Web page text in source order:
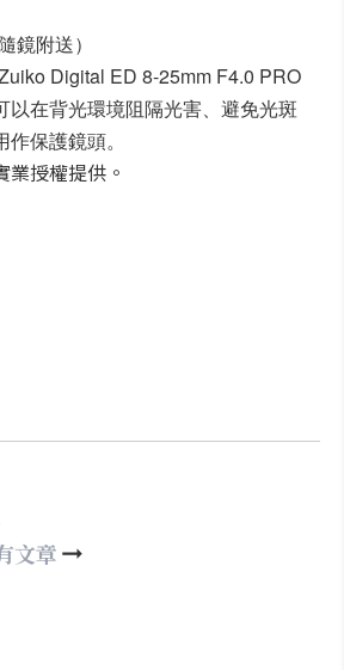
鏡附送）
Digital ED 8-25mm F4.0 PRO
以在背光環境阻隔光害、避免光斑
保護鏡頭。
授權提供。
文章